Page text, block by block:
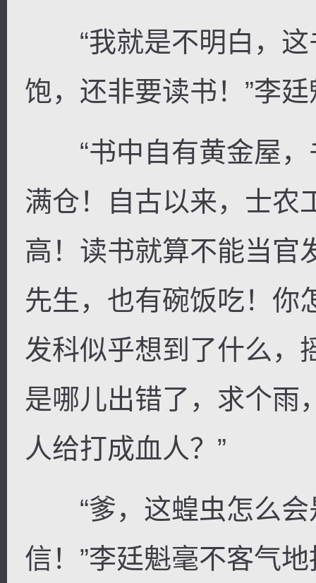
“我就是不明白，这
饱，还非要读书！”李
“书中自有黄金屋，
满仓！自古以来，士农
高！读书就算不能当官
先生，也有碗饭吃！你
发科似乎想到了什么，
是哪儿出错了，求个雨
人给打成血人？”
“爹，这蝗虫怎么会
信！”李廷魁毫不客气